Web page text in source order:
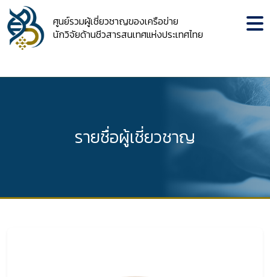
ศูนย์รวมผู้เชี่ยวชาญของเครือข่าย
นักวิจัยด้านชีวสารสนเทศแห่งประเทศไทย
รายชื่อผู้เชี่ยวชาญ